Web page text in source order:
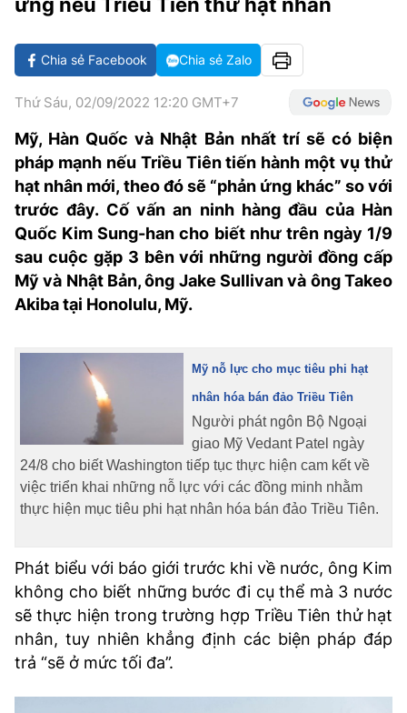
GOLF
CÁC CÚP CHÂU ÂU
BẢNG XẾP HẠNG
VĂN HÓA
DIỄN ĐÀN
NHỊP ĐẬP SỨC KHỎE
VIẾT LẠI ƯỚC MƠ
GIẢI TRÍ
KBIZ
ĐIỂM ĐẾN
ẢNH
ẨM THỰC
TƯ VẤN
HIGHTECH
TIÊU ĐIỂM - SPOTLIGHT
BẠN CẦN BIẾT
INFOGRAPHIC
E-MAGAZINE
TRA CỨU PHƯỜNG XÃ
CỐNG HIẾN
BÙI XUÂN PHÁI
LIÊN HỆ QUẢNG CÁO
Hotline: 0981.119.189
Điện thoại: 024.38254756
Chia sẻ Facebook Chia sẻ Zalo
Thứ Sáu, 02/09/2022 12:20 GMT+7
Mỹ, Hàn Quốc và Nhật Bản nhất trí sẽ có biện
pháp mạnh nếu Triều Tiên tiến hành một vụ thử
hạt nhân mới, theo đó sẽ “phản ứng khác” so với
trước đây. Cố vấn an ninh hàng đầu của Hàn
Quốc Kim Sung-han cho biết như trên ngày 1/9
sau cuộc gặp 3 bên với những người đồng cấp
Mỹ và Nhật Bản, ông Jake Sullivan và ông Takeo
Akiba tại Honolulu, Mỹ.
Mỹ nỗ lực cho mục tiêu phi hạt
nhân hóa bán đảo Triều Tiên
Người phát ngôn Bộ Ngoại
giao Mỹ Vedant Patel ngày
24/8 cho biết Washington tiếp tục thực hiện cam kết về
việc triển khai những nỗ lực với các đồng minh nhằm
thực hiện mục tiêu phi hạt nhân hóa bán đảo Triều Tiên.
Phát biểu với báo giới trước khi về nước, ông Kim
không cho biết những bước đi cụ thể mà 3 nước
sẽ thực hiện trong trường hợp Triều Tiên thử hạt
nhân, tuy nhiên khẳng định các biện pháp đáp
trả “sẽ ở mức tối đa”.